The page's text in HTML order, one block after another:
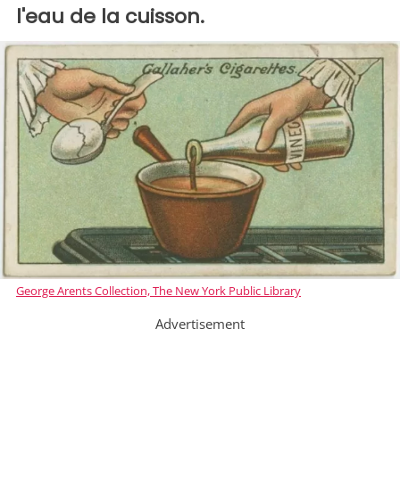
l'eau de la cuisson.
George Arents Collection, The New York Public Library
Advertisement